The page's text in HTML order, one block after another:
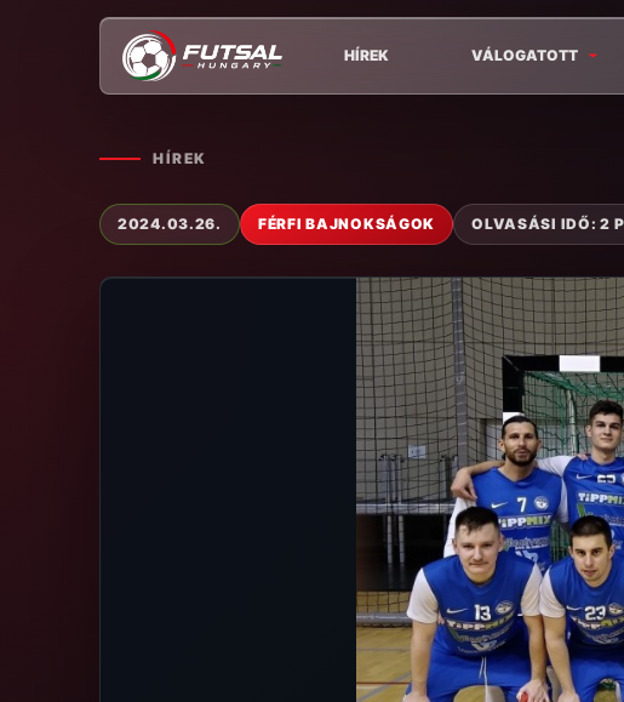
HÍREK VÁLOGATOTT
HÍREK
2024.03.26. FÉRFI BAJNOKSÁGOK OLVASÁSI IDŐ: 2